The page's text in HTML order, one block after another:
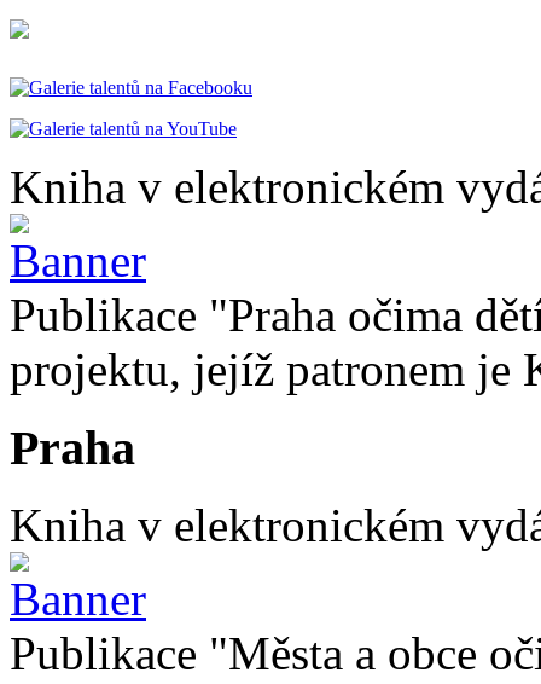
Kniha v elektronickém
Publikace "Praha očima
projektu, jejíž patronem je
Praha
Kniha v elektronickém
Publikace "Města a obce